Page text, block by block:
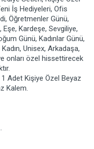
İş Hediyeleri, Ofis
Öğretmenler Günü,
Eşe, Kardeşe, Sevgiliye,
Günü, Kadınlar Günü,
Unisex, Arkadaşa,
onları özel hissettirecek
Adet Kişiye Özel Beyaz
Kalem.